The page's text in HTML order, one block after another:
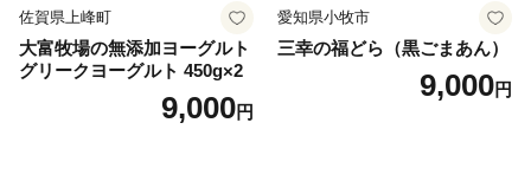
佐賀県上峰町
大富牧場の無添加ヨーグルト
グリークヨーグルト 450g×2
9,000円
愛知県小牧市
三幸の福どら（黒ごまあん）
9,000円